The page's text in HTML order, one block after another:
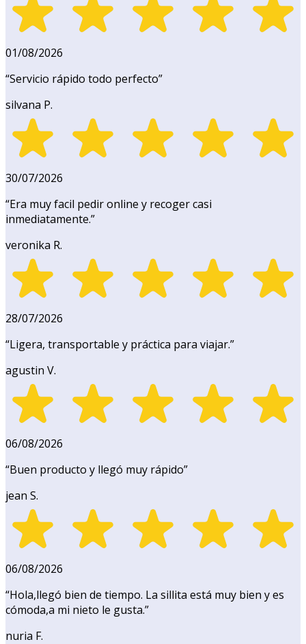
01/08/2026
“Servicio rápido todo perfecto”
silvana P.
30/07/2026
“Era muy facil pedir online y recoger casi
inmediatamente.”
veronika R.
28/07/2026
“Ligera, transportable y práctica para viajar.”
agustin V.
06/08/2026
“Buen producto y llegó muy rápido”
jean S.
06/08/2026
“Hola,llegó bien de tiempo. La sillita está muy bien y es
cómoda,a mi nieto le gusta.”
nuria F.